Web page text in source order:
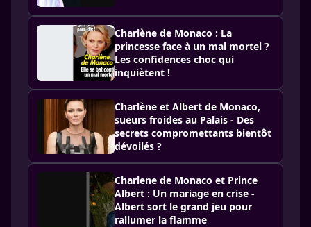
Charlène de Monaco : La
princesse face à un mal mortel ?
Les confidences choc qui
inquiètent !
Charlène et Albert de Monaco,
sueurs froides au Palais - Des
secrets compromettants bientôt
dévoilés ?
Charlene de Monaco et Prince
Albert : Un mariage en crise -
Albert sort le grand jeu pour
rallumer la flamme